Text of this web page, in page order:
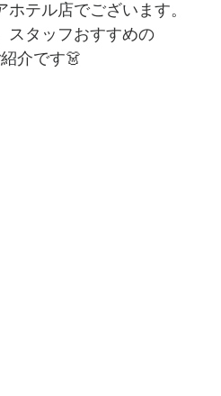
テル店でございます。
スタッフおすすめの
介です👗